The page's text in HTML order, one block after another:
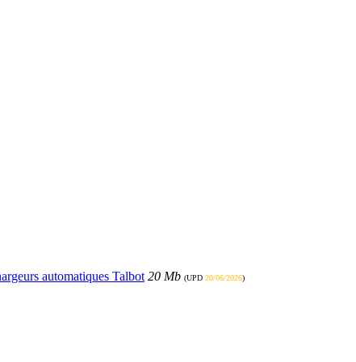
automatiques Talbot 20 Mb (UPD 20/06/2026)